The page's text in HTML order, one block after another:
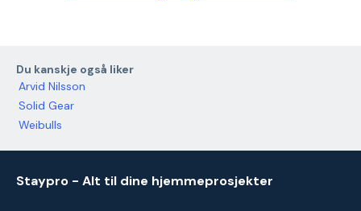
Du kanskje også liker
Arvid Nilsson
Solid Gear
Weibulls
Staypro - Alt til dine hjemmeprosjekter